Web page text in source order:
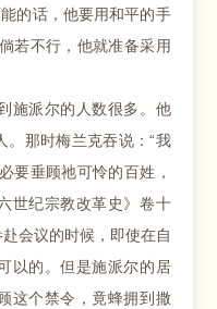
的话，他要用和平的手
若不行，他就准备采用
派尔的人数很多。他
。那时梅兰克吞说：“我
要垂顾祂可怜的百姓，
世纪宗教改革史》卷十
会议的时候，即使在自
以的。但是施派尔的居
这个禁令，竟蜂拥到撒